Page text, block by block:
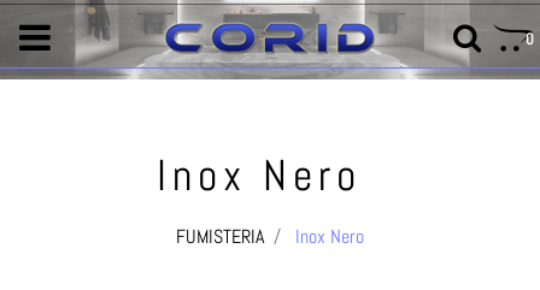
0
Inox Nero
FUMISTERIA Inox Nero